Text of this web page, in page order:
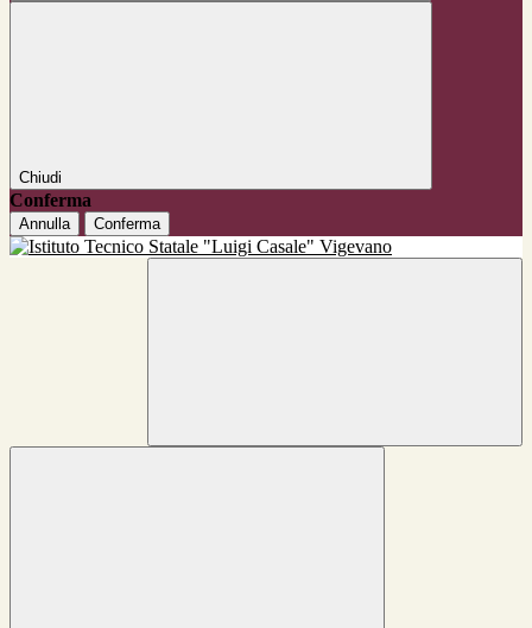
Chiudi
Conferma
Annulla Conferma